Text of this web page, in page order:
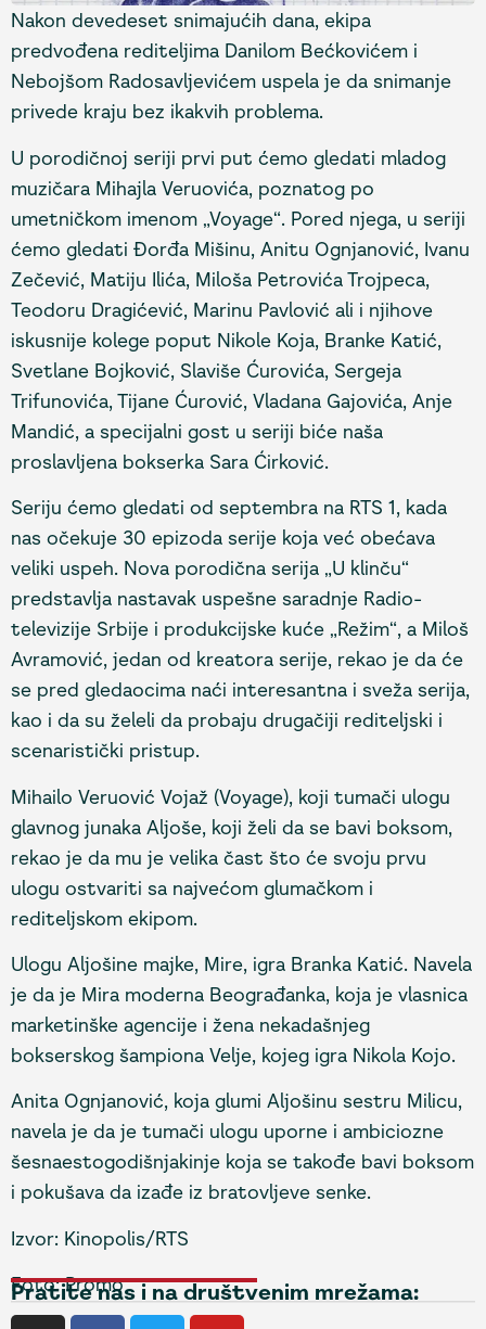
Nakon devedeset snimajućih dana, ekipa
predvođena rediteljima Danilom Bećkovićem i
Nebojšom Radosavljevićem uspela je da snimanje
privede kraju bez ikakvih problema.
U porodičnoj seriji prvi put ćemo gledati mladog
muzičara Mihajla Veruovića, poznatog po
umetničkom imenom „Voyage“. Pored njega, u seriji
ćemo gledati Đorđa Mišinu, Anitu Ognjanović, Ivanu
Zečević, Matiju Ilića, Miloša Petrovića Trojpeca,
Teodoru Dragićević, Marinu Pavlović ali i njihove
iskusnije kolege poput Nikole Koja, Branke Katić,
Svetlane Bojković, Slaviše Ćurovića, Sergeja
Trifunovića, Tijane Ćurović, Vladana Gajovića, Anje
Mandić, a specijalni gost u seriji biće naša
proslavljena bokserka Sara Ćirković.
Seriju ćemo gledati od septembra na RTS 1, kada
nas očekuje 30 epizoda serije koja već obećava
veliki uspeh. Nova porodična serija „U klinču“
predstavlja nastavak uspešne saradnje Radio-
televizije Srbije i produkcijske kuće „Režim“, a Miloš
Avramović, jedan od kreatora serije, rekao je da će
se pred gledaocima naći interesantna i sveža serija,
kao i da su želeli da probaju drugačiji rediteljski i
scenaristički pristup.
Mihailo Veruović Vojaž (Voyage), koji tumači ulogu
glavnog junaka Aljoše, koji želi da se bavi boksom,
rekao je da mu je velika čast što će svoju prvu
ulogu ostvariti sa najvećom glumačkom i
rediteljskom ekipom.
Ulogu Aljošine majke, Mire, igra Branka Katić. Navela
je da je Mira moderna Beograđanka, koja je vlasnica
marketinške agencije i žena nekadašnjeg
bokserskog šampiona Velje, kojeg igra Nikola Kojo.
Anita Ognjanović, koja glumi Aljošinu sestru Milicu,
navela je da je tumači ulogu uporne i ambiciozne
šesnaestogodišnjakinje koja se takođe bavi boksom
i pokušava da izađe iz bratovljeve senke.
Izvor: Kinopolis/RTS
Foto: Promo
Pratite nas i na društvenim mrežama: